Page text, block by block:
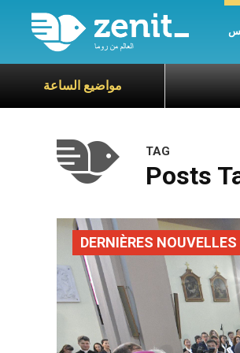
مواضيع الساعة
TAG
DERNIÈRES NOUVELLES